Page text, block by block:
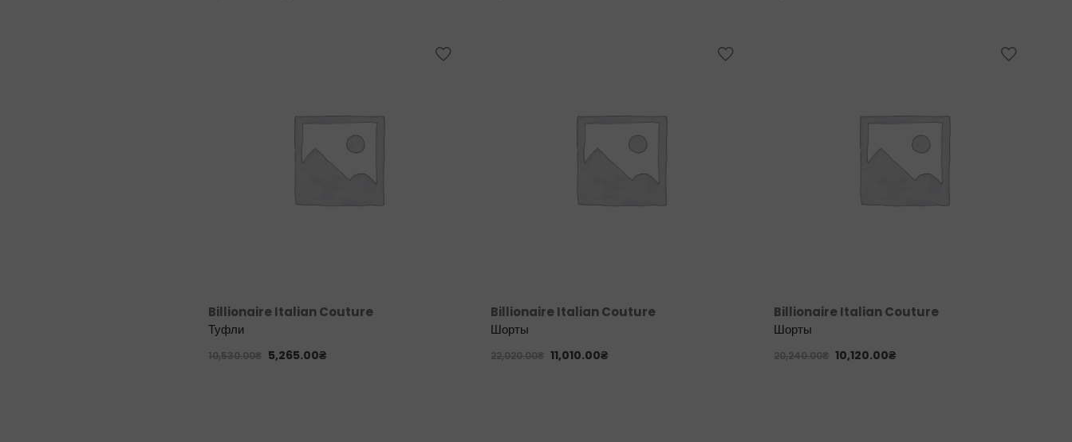
Billionaire Italian Couture
Туфли
10,530.00₴ 5,265.00₴
Billionaire Italian Couture
Шорты
22,020.00₴ 11,010.00₴
Billionaire Italian Couture
Шорты
20,240.00₴ 10,120.00₴